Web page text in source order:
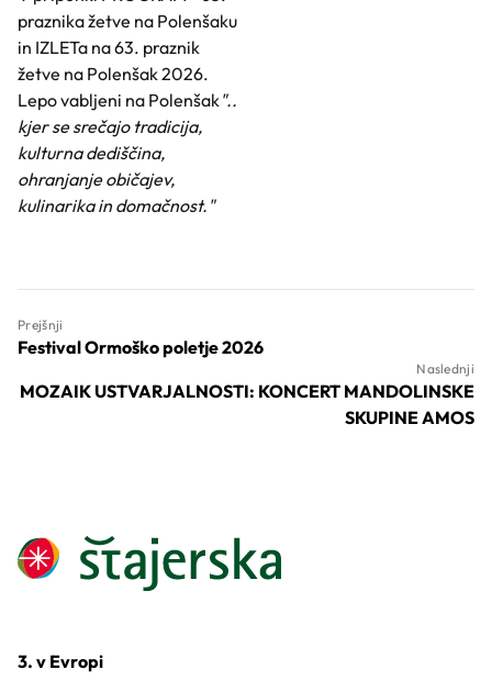
praznika žetve na Polenšaku
in IZLETa na 63. praznik
žetve na Polenšak 2026.
Lepo vabljeni na Polenšak"..
kjer se srečajo tradicija,
kulturna dediščina,
ohranjanje običajev,
kulinarika in domačnost."
Prejšnji
Festival Ormoško poletje 2026
Naslednji
MOZAIK USTVARJALNOSTI: KONCERT MANDOLINSKE
SKUPINE AMOS
3. v Evropi